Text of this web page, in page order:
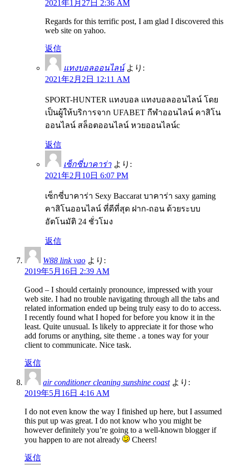
2021年1月27日 2:36 AM
Regards for this terrific post, I am glad I discovered this
web site on yahoo.
返信
แทงบอลออนไลน์ より:
2021年2月2日 12:11 AM
SPORT-HUNTER แทงบอล แทงบอลออนไลน์ โดย
เป็นผู้ให้บริการจาก UFABET กีฬาออนไลน์ คาสิโน
ออนไลน์ สล็อตออนไลน์ หวยออนไลน์c
返信
เซ็กซี่บาคาร่า より:
2021年2月10日 6:07 PM
เซ็กซี่บาคาร่า Sexy Baccarat บาคาร่า saxy gaming
คาสิโนออนไลน์ ที่ดีที่สุด ฝาก-ถอน ด้วยระบบ
อัตโนมัติ 24 ชั่วโมง
返信
W88 link vao より:
2019年5月16日 2:39 AM
Good – I should certainly pronounce, impressed with your
web site. I had no trouble navigating through all the tabs and
related information ended up being truly easy to do to access.
I recently found what I hoped for before you know it in the
least. Quite unusual. Is likely to appreciate it for those who
add forums or anything, site theme . a tones way for your
client to communicate. Nice task.
返信
air conditioner cleaning sunshine coast より:
2019年5月16日 4:16 AM
I do not even know the way I finished up here, but I assumed
this put up was great. I do not know who you might be
however definitely you’re going to a well-known blogger if
you happen to are not already
Cheers!
返信